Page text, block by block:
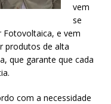
vem
se
Fotovoltaica, e vem
produtos de alta
que garante que cada
com a necessidade